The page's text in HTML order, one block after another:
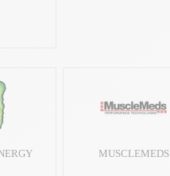
MUSCLEMEDS